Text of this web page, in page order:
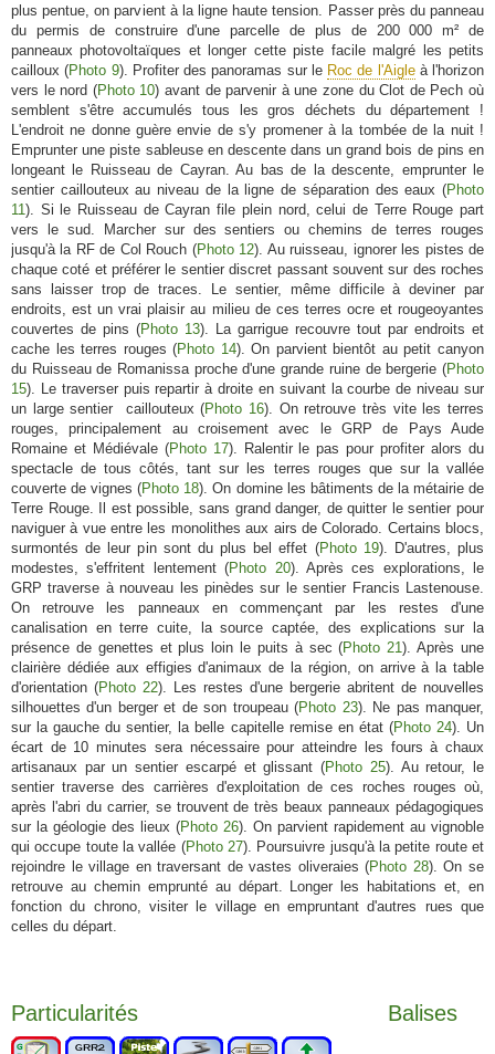
plus pentue, on parvient à la ligne haute tension. Passer près du panneau
du permis de construire d'une parcelle de plus de 200 000 m² de
panneaux photovoltaïques et longer cette piste facile malgré les petits
cailloux (Photo 9). Profiter des panoramas sur le Roc de l'Aigleà l'horizon
vers le nord (Photo 10) avant de parvenir à une zone du Clot de Pech où
semblent s'être accumulés tous les gros déchets du département !
L'endroit ne donne guère envie de s'y promener à la tombée de la nuit !
Emprunter une piste sableuse en descente dans un grand bois de pins en
longeant le Ruisseau de Cayran. Au bas de la descente, emprunter le
sentier caillouteux au niveau de la ligne de séparation des eaux (Photo
11). Si le Ruisseau de Cayran file plein nord, celui de Terre Rouge part
vers le sud. Marcher sur des sentiers ou chemins de terres rouges
jusqu'à la RF de Col Rouch (Photo 12). Au ruisseau, ignorer les pistes de
chaque coté et préférer le sentier discret passant souvent sur des roches
sans laisser trop de traces. Le sentier, même difficile à deviner par
endroits, est un vrai plaisir au milieu de ces terres ocre et rougeoyantes
couvertes de pins (Photo 13). La garrigue recouvre tout par endroits et
cache les terres rouges (Photo 14). On parvient bientôt au petit canyon
du Ruisseau de Romanissa proche d'une grande ruine de bergerie (Photo
15). Le traverser puis repartir à droite en suivant la courbe de niveau sur
un large sentier caillouteux (Photo 16). On retrouve très vite les terres
rouges, principalement au croisement avec le GRP de Pays Aude
Romaine et Médiévale (Photo 17). Ralentir le pas pour profiter alors du
spectacle de tous côtés, tant sur les terres rouges que sur la vallée
couverte de vignes (Photo 18). On domine les bâtiments de la métairie de
Terre Rouge. Il est possible, sans grand danger, de quitter le sentier pour
naviguer à vue entre les monolithes aux airs de Colorado. Certains blocs,
surmontés de leur pin sont du plus bel effet (Photo 19). D'autres, plus
modestes, s'effritent lentement (Photo 20). Après ces explorations, le
GRP traverse à nouveau les pinèdes sur le sentier Francis Lastenouse.
On retrouve les panneaux en commençant par les restes d'une
canalisation en terre cuite, la source captée, des explications sur la
présence de genettes et plus loin le puits à sec (Photo 21). Après une
clairière dédiée aux effigies d'animaux de la région, on arrive à la table
d'orientation (Photo 22). Les restes d'une bergerie abritent de nouvelles
silhouettes d'un berger et de son troupeau (Photo 23). Ne pas manquer,
sur la gauche du sentier, la belle capitelle remise en état (Photo 24). Un
écart de 10 minutes sera nécessaire pour atteindre les fours à chaux
artisanaux par un sentier escarpé et glissant (Photo 25). Au retour, le
sentier traverse des carrières d'exploitation de ces roches rouges où,
après l'abri du carrier, se trouvent de très beaux panneaux pédagogiques
sur la géologie des lieux (Photo 26). On parvient rapidement au vignoble
qui occupe toute la vallée (Photo 27). Poursuivre jusqu'à la petite route et
rejoindre le village en traversant de vastes oliveraies (Photo 28). On se
retrouve au chemin emprunté au départ. Longer les habitations et, en
fonction du chrono, visiter le village en empruntant d'autres rues que
celles du départ.
Particularités Balises